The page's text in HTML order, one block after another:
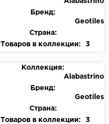
Бренд:
Geotiles
Страна:
Товаров в коллекции:
3
Коллекция:
Alabastrino
Бренд:
Geotiles
Страна:
Товаров в коллекции:
3